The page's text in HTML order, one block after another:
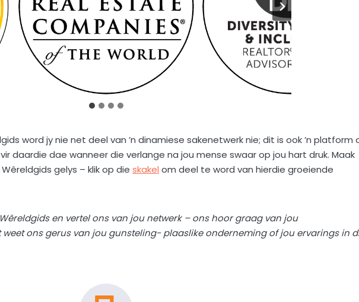
word jy nie net deel van ’n dinamiese sakenetwerk nie; dit is ook ’n platform
daardie dae wanneer die verlange na jou mense swaar op jou hart druk. Maak
gelys – klik op die skakel om deel te word van hierdie groeiende
en vertel ons van jou netwerk – ons hoor graag van jou
weet ons gerus van jou gunsteling- plaaslike onderneming of jou ervarings in